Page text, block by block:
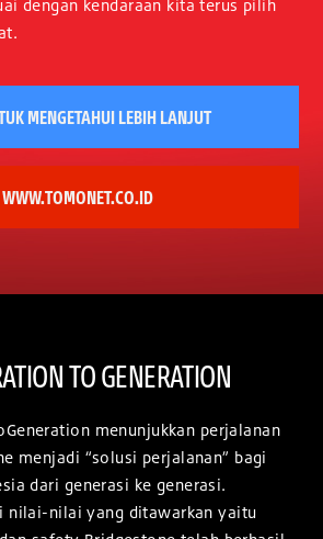
dengan kendaraan kita terus pilih
MENGETAHUI LEBIH LANJUT
WWW.TOMONET.CO.ID
TO GENERATION
menunjukkan perjalanan
menjadi “solusi perjalanan” bagi
dari generasi ke generasi.
nilai-nilai yang ditawarkan yaitu